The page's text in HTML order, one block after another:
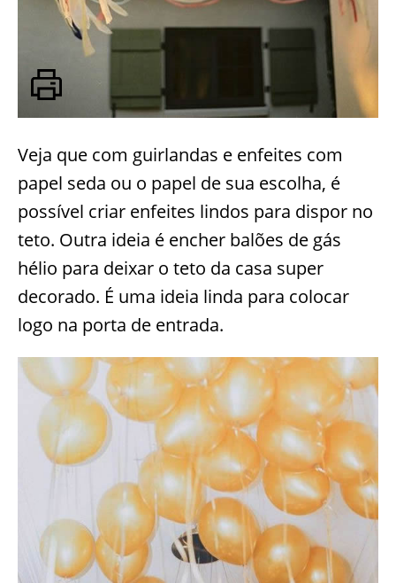
Veja que com guirlandas e enfeites com
papel seda ou o papel de sua escolha, é
possível criar enfeites lindos para dispor no
teto. Outra ideia é encher balões de gás
hélio para deixar o teto da casa super
decorado. É uma ideia linda para colocar
logo na porta de entrada.